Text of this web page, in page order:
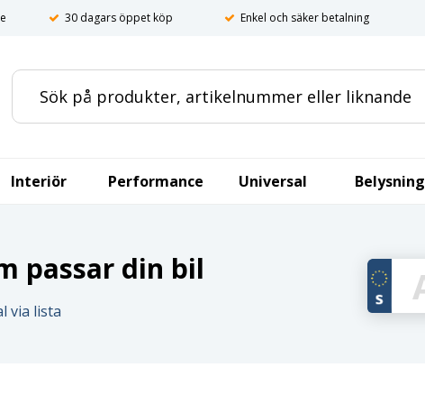
30 dagars öppet köp Enkel och säker betalning
Interiör Performance Universal Belysning
passar din bil
via lista